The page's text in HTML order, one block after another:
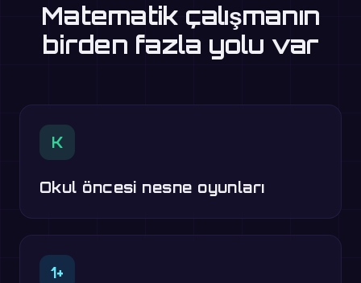
Matematik çalışmanın
birden fazla yolu var
K
Okul öncesi nesne oyunları
1+